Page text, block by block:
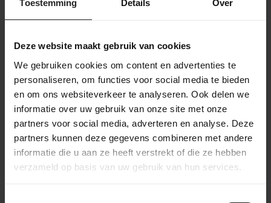
Toestemming Details Over
Deze website maakt gebruik van cookies
We gebruiken cookies om content en advertenties te
personaliseren, om functies voor social media te bieden
en om ons websiteverkeer te analyseren. Ook delen we
informatie over uw gebruik van onze site met onze
partners voor social media, adverteren en analyse. Deze
partners kunnen deze gegevens combineren met andere
informatie die u aan ze heeft verstrekt of die ze hebben
verzameld op basis van uw gebruik van hun services.
Vorbau
Strada Für
Steckachse 10...